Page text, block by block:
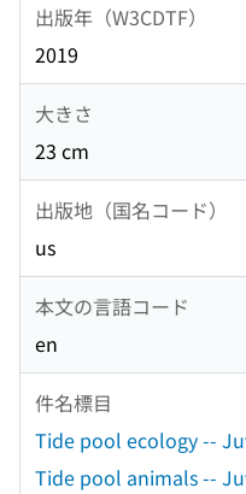
出版年（W3CDTF）
2019
大きさ
23 cm
出版地（国名コード）
us
本文の言語コード
en
件名標目
Tide pool ecology --
Tide pool animals --